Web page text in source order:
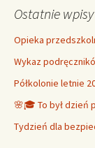
Ostatnie wpisy
Opieka
Wykaz
Półkolonie letnie
🌸🎓 To był dzień
Tydzień dla